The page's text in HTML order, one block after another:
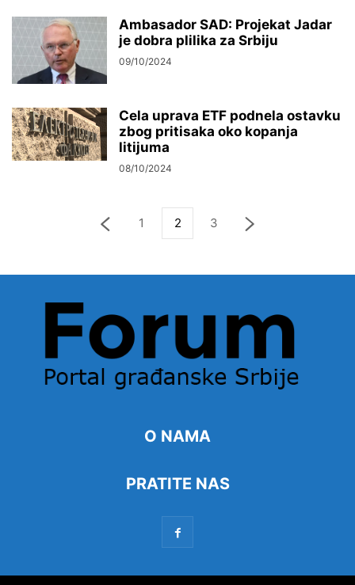
Ambasador SAD: Projekat Jadar
je dobra plilika za Srbiju
09/10/2024
Cela uprava ETF podnela ostavku
zbog pritisaka oko kopanja
litijuma
08/10/2024
1 2 3
O NAMA
PRATITE NAS